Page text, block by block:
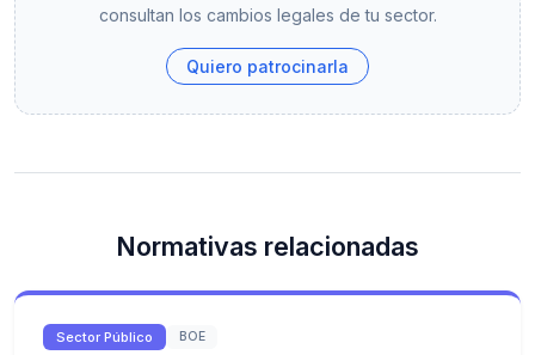
consultan los cambios legales de tu sector.
Quiero patrocinarla
Normativas relacionadas
Sector Público BOE